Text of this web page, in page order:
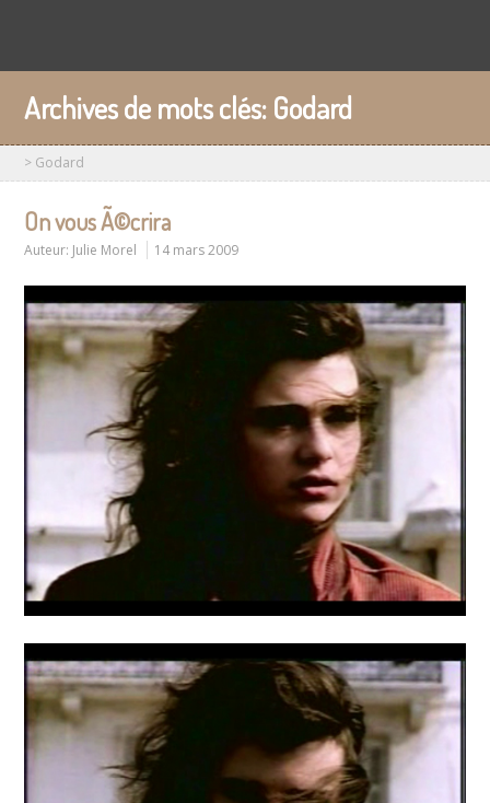
Archives de mots clés: Godard
> Godard
On vous Ã©crira
Auteur: Julie Morel 14 mars 2009